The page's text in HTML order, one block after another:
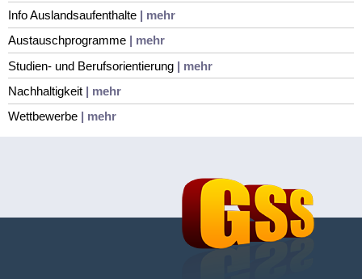
Info Auslandsaufenthalte | mehr
Austauschprogramme | mehr
Studien- und Berufsorientierung | mehr
Nachhaltigkeit | mehr
Wettbewerbe | mehr